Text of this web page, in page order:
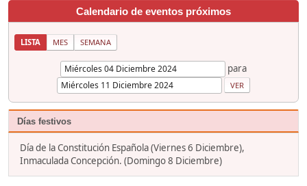
Calendario de eventos próximos
LISTA MES SEMANA
para
Días festivos
Día de la Constitución Española (Viernes 6 Diciembre),
Inmaculada Concepción. (Domingo 8 Diciembre)